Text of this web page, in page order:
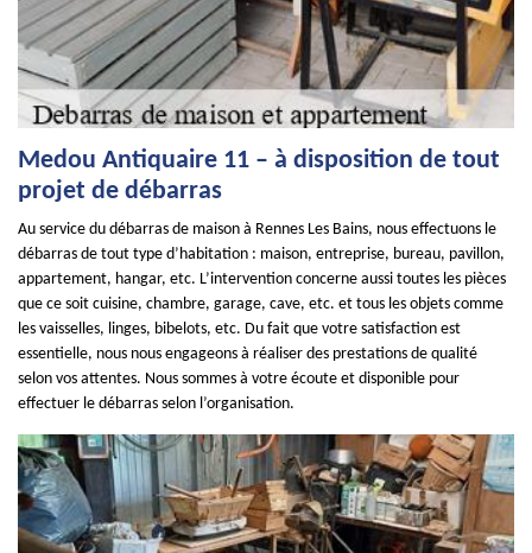
Medou Antiquaire 11 – à disposition de tout
projet de débarras
Au service du débarras de maison à Rennes Les Bains, nous effectuons le
débarras de tout type d’habitation : maison, entreprise, bureau, pavillon,
appartement, hangar, etc. L’intervention concerne aussi toutes les pièces
que ce soit cuisine, chambre, garage, cave, etc. et tous les objets comme
les vaisselles, linges, bibelots, etc. Du fait que votre satisfaction est
essentielle, nous nous engageons à réaliser des prestations de qualité
selon vos attentes. Nous sommes à votre écoute et disponible pour
effectuer le débarras selon l’organisation.